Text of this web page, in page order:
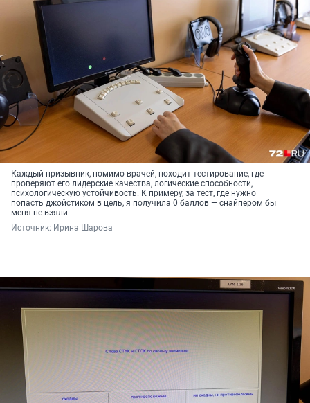
Каждый призывник, помимо врачей, походит тестирование, где
проверяют его лидерские качества, логические способности,
психологическую устойчивость. К примеру, за тест, где нужно
попасть джойстиком в цель, я получила 0 баллов — снайпером бы
меня не взяли
Источник: Ирина Шарова